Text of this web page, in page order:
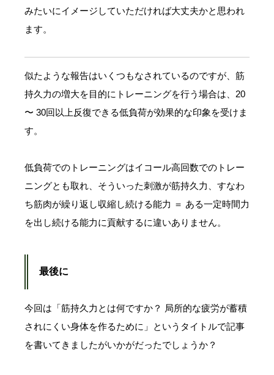
みたいにイメージしていただければ大丈夫かと思われ
ます。
似たような報告はいくつもなされているのですが、筋
持久力の増大を目的にトレーニングを行う場合は、20
〜 30回以上反復できる低負荷が効果的な印象を受けま
す。
低負荷でのトレーニングはイコール高回数でのトレー
ニングとも取れ、そういった刺激が筋持久力、すなわ
ち筋肉が繰り返し収縮し続ける能力 ＝ ある一定時間力
を出し続ける能力に貢献するに違いありません。
最後に
今回は「筋持久力とは何ですか？ 局所的な疲労が蓄積
されにくい身体を作るために」というタイトルで記事
を書いてきましたがいかがだったでしょうか？